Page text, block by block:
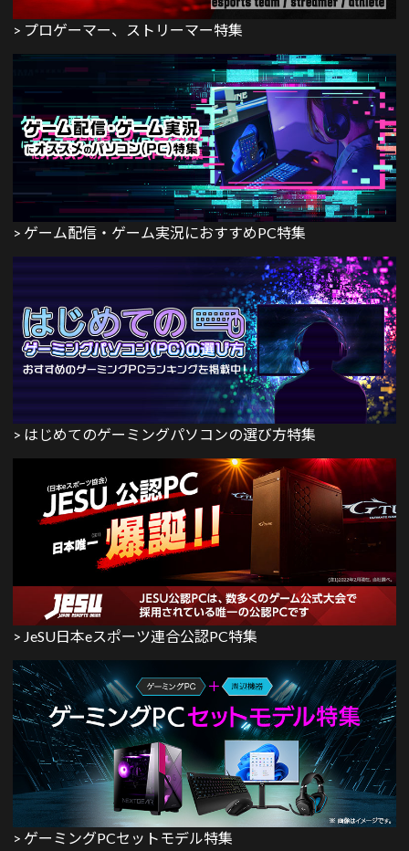
> プロゲーマー、ストリーマー特集
> ゲーム配信・ゲーム実況におすすめPC特集
> はじめてのゲーミングパソコンの選び方特集
> JeSU日本eスポーツ連合公認PC特集
> ゲーミングPCセットモデル特集